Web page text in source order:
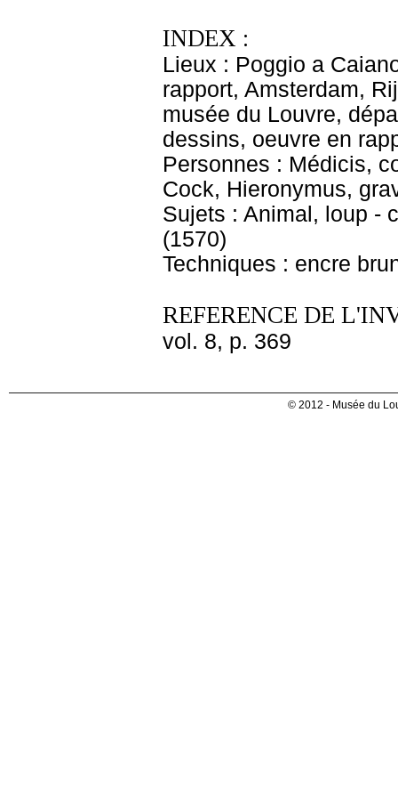
INDEX :
Lieux : Poggio a
rapport, Amsterdam,
musée du Louvre,
dessins, oeuvre en
Personnes : Médicis,
Cock, Hieronymus,
Sujets : Animal, loup -
(1570)
Techniques : encre
REFERENCE DE
vol. 8, p. 369
© 2012 - Musée du